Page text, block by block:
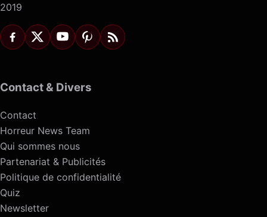
2019
Contact & Divers
Contact
Horreur News Team
Qui sommes nous
Partenariat & Publicités
Politique de confidentialité
Quiz
Newsletter